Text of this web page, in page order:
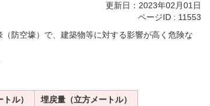
更新日：2023年02月01日
ページID : 11553
防空壕）で、建築物等に対する影響が高く危険な
ル）
埋戻量（立方メートル）